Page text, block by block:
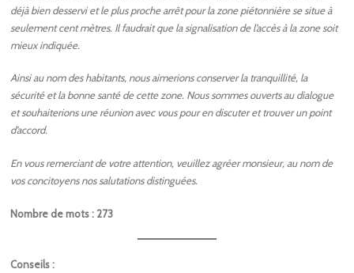
déjà bien desservi et le plus proche arrêt pour la zone piétonnière se situe à
seulement cent mètres. Il faudrait que la signalisation de l’accès à la zone soit
mieux indiquée.
Ainsi au nom des habitants, nous aimerions conserver la tranquillité, la
sécurité et la bonne santé de cette zone. Nous sommes ouverts au dialogue
et souhaiterions une réunion avec vous pour en discuter et trouver un point
d’accord.
En vous remerciant de votre attention, veuillez agréer monsieur, au nom de
vos concitoyens nos salutations distinguées.
Nombre de mots : 273
Conseils :